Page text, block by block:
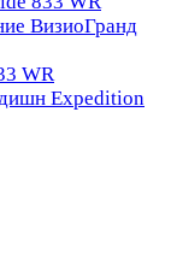
ВизиоГранд
WR
Expedition